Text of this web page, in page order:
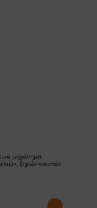
μηχάνημα.
ξηρών καρπών